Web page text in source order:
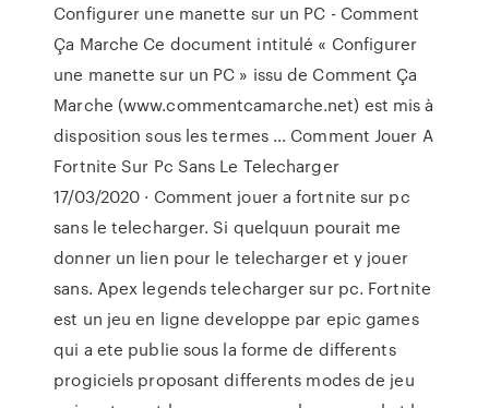
Configurer une manette sur un PC - Comment
Ça Marche Ce document intitulé « Configurer
une manette sur un PC » issu de Comment Ça
Marche (www.commentcamarche.net) est mis à
disposition sous les termes … Comment Jouer A
Fortnite Sur Pc Sans Le Telecharger
17/03/2020 · Comment jouer a fortnite sur pc
sans le telecharger. Si quelquun pourait me
donner un lien pour le telecharger et y jouer
sans. Apex legends telecharger sur pc. Fortnite
est un jeu en ligne developpe par epic games
qui a ete publie sous la forme de differents
progiciels proposant differents modes de jeu